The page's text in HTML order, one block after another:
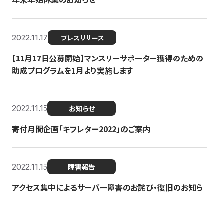
2022.11.17 プレスリリース
【11月17日公募開始】マンスリーサポーター獲得のための
助成プログラムを1月より実施します
2022.11.15 お知らせ
寄付月間企画「キフレター2022」のご案内
2022.11.15 障害報告
アクセス集中によるサーバー障害のお詫び・復旧のお知ら